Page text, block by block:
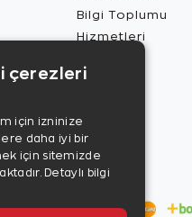
Bilgi Toplumu
Hizmetleri
çerezleri
için izninize
daha iyi bir
için sitemizde
Detaylı bilgi